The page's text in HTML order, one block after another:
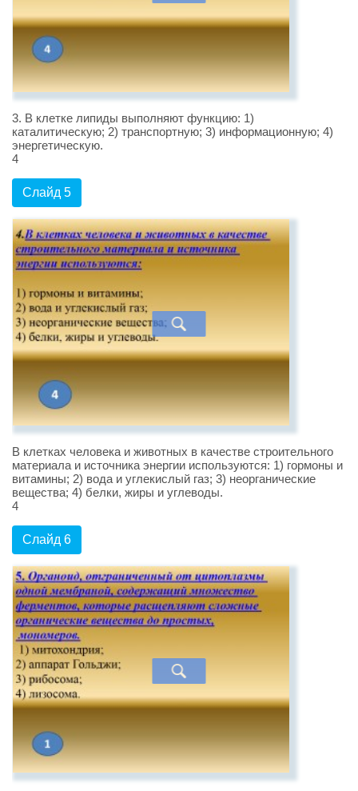
3. В клетке липиды выполняют функцию: 1)
каталитическую; 2) транспортную; 3) информационную; 4)
энергетическую.
4
Слайд 5
В клетках человека и животных в качестве строительного
материала и источника энергии используются: 1) гормоны и
витамины; 2) вода и углекислый газ; 3) неорганические
вещества; 4) белки, жиры и углеводы.
4
Слайд 6